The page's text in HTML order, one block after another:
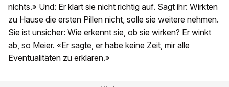
nichts.» Und: Er klärt sie nicht richtig auf. Sagt ihr: Wirkten
zu Hause die ersten Pillen nicht, solle sie weitere nehmen.
Sie ist unsicher: Wie erkennt sie, ob sie wirken? Er winkt
ab, so Meier. «Er sagte, er habe keine Zeit, mir alle
Eventualitäten zu erklären.»